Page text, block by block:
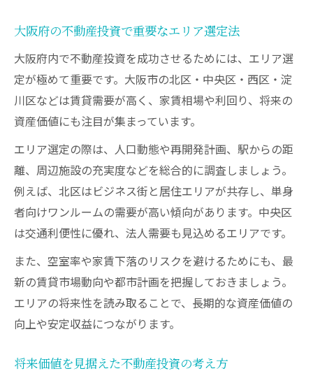
年収別に考える現実的な投資資金計画とは
金融機関が重視する不動産投資の審査ポイ
ント
不動産投資で月々の返済負担を抑える工夫
危険な業者を避けて安全に運用する方法
不動産投資で避けるべき危険な業者の特徴
悪質な勧誘やオトリ広告への対処法を解説
不動産投資会社を選ぶ際の信頼性チェック
口コミや評判を活用した業者見極めポイン
ト
安全な不動産投資のための契約時注意点
元本回収期間の目安と堅実な資産形成のコツ
不動産投資の元本回収期間を正しく把握す
る
大阪府の不動産投資で重要なエリア選定法
大阪府内で不動産投資を成功させるためには、エリア選
定が極めて重要です。大阪市の北区・中央区・西区・淀
川区などは賃貸需要が高く、家賃相場や利回り、将来の
資産価値にも注目が集まっています。
エリア選定の際は、人口動態や再開発計画、駅からの距
離、周辺施設の充実度などを総合的に調査しましょう。
例えば、北区はビジネス街と居住エリアが共存し、単身
者向けワンルームの需要が高い傾向があります。中央区
は交通利便性に優れ、法人需要も見込めるエリアです。
また、空室率や家賃下落のリスクを避けるためにも、最
新の賃貸市場動向や都市計画を把握しておきましょう。
エリアの将来性を読み取ることで、長期的な資産価値の
向上や安定収益につながります。
将来価値を見据えた不動産投資の考え方